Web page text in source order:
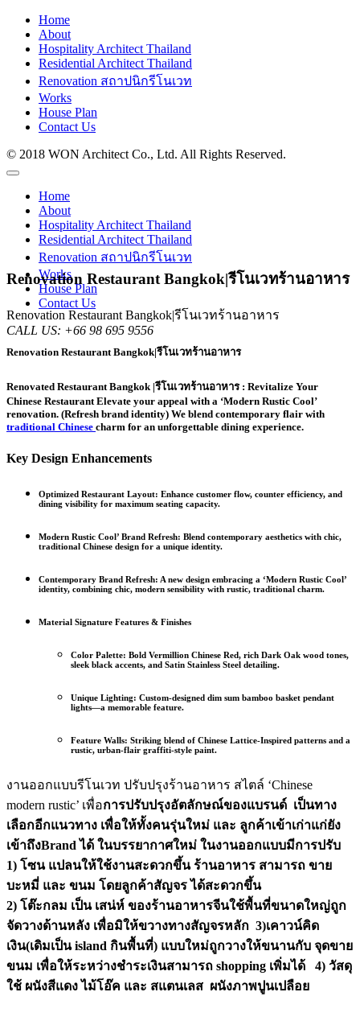
Home
About
Hospitality Architect Thailand
Residential Architect Thailand
Renovation สถาปนิกรีโนเวท
Works
House Plan
Contact Us
© 2018 WON Architect Co., Ltd. All Rights Reserved.
Home
About
Hospitality Architect Thailand
Residential Architect Thailand
Renovation สถาปนิกรีโนเวท
Works
House Plan
Contact Us
CALL US: +66 98 695 9556
Renovation Restaurant Bangkok|รีโนเวทร้านอาหาร
Renovation Restaurant Bangkok|รีโนเวทร้านอาหาร
Renovation Restaurant Bangkok|รีโนเวทร้านอาหาร
Renovated Restaurant Bangkok |รีโนเวทร้านอาหาร : Revitalize Your
Chinese Restaurant Elevate your appeal with a ‘Modern Rustic Cool’
renovation. (Refresh brand identity) We blend contemporary flair with
traditional Chinese charm for an unforgettable dining experience.
Key Design Enhancements
Optimized Restaurant Layout: Enhance customer flow, counter efficiency, and
dining visibility for maximum seating capacity.
Modern Rustic Cool’ Brand Refresh: Blend contemporary aesthetics with chic,
traditional Chinese design for a unique identity.
Contemporary Brand Refresh: A new design embracing a ‘Modern Rustic Cool’
identity, combining chic, modern sensibility with rustic, traditional charm.
Material Signature Features & Finishes
Color Palette: Bold Vermillion Chinese Red, rich Dark Oak wood tones,
sleek black accents, and Satin Stainless Steel detailing.
Unique Lighting: Custom-designed dim sum bamboo basket pendant
lights—a memorable feature.
Feature Walls: Striking blend of Chinese Lattice-Inspired patterns and a
rustic, urban-flair graffiti-style paint.
งานออกแบบรีโนเวท ปรับปรุงร้านอาหาร สไตล์ ‘Chinese
modern rustic’ เพื่อการปรับปรุงอัตลักษณ์ของแบรนด์ เป็นทาง
เลือกอีกแนวทาง เพื่อให้ทั้งคนรุ่นใหม่ และ ลูกค้าเข้าเก่าแก่ยัง
เข้าถึงBrand ได้ ในบรรยากาศใหม่ ในงานออกแบบมีการปรับ
1) โซน แปลนให้ใช้งานสะดวกขึ้น ร้านอาหาร สามารถ ขาย
บะหมี่ และ ขนม โดยลูกค้าสัญจร ได้สะดวกขึ้น
2) โต๊ะกลม เป็น เสน่ห์ ของร้านอาหารจีนใช้พื้นที่ขนาดใหญ่ถูก
จัดวางด้านหลัง เพื่อมิให้ขวางทางสัญจรหลัก 3)เคาวน์คิด
เงิน(เดิมเป็น island กินพื้นที่) แบบใหม่ถูกวางให้ขนานกับ จุดขาย
ขนม เพื่อให้ระหว่างชำระเงินสามารถ shopping เพิ่มได้ 4) วัสดุ
ใช้ ผนังสีแดง ไม้โอ๊ค และ สแตนเลส ผนังภาพปูนเปลือย